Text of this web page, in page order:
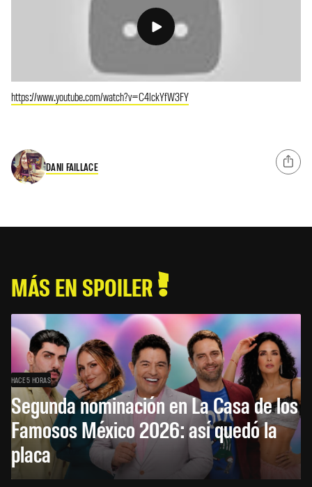
https://www.youtube.com/watch?v=C4lckYfW3FY
DANI FAILLACE
MÁS EN SPOILER
HACE 5 HORAS
Segunda nominación en La Casa de los
Famosos México 2026: así quedó la
placa